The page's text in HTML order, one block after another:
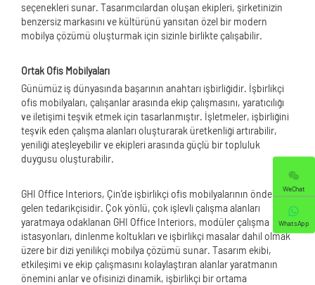
seçenekleri sunar. Tasarımcılardan oluşan ekipleri, şirketinizin
benzersiz markasını ve kültürünü yansıtan özel bir modern
mobilya çözümü oluşturmak için sizinle birlikte çalışabilir.
Ortak Ofis Mobilyaları
Günümüz iş dünyasında başarının anahtarı işbirliğidir. İşbirlikçi
ofis mobilyaları, çalışanlar arasında ekip çalışmasını, yaratıcılığı
ve iletişimi teşvik etmek için tasarlanmıştır. İşletmeler, işbirliğini
teşvik eden çalışma alanları oluşturarak üretkenliği artırabilir,
yeniliği ateşleyebilir ve ekipleri arasında güçlü bir topluluk
duygusu oluşturabilir.
GHI Office Interiors, Çin'de işbirlikçi ofis mobilyalarının önde
gelen tedarikçisidir. Çok yönlü, çok işlevli çalışma alanları
yaratmaya odaklanan GHI Office Interiors, modüler çalışma
istasyonları, dinlenme koltukları ve işbirlikçi masalar dahil olmak
üzere bir dizi yenilikçi mobilya çözümü sunar. Tasarım ekibi,
etkileşimi ve ekip çalışmasını kolaylaştıran alanlar yaratmanın
önemini anlar ve ofisinizi dinamik, işbirlikçi bir ortama
WeChat
WhatsApp